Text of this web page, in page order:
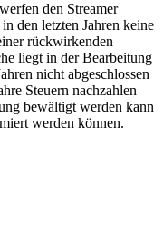
den Streamer
den letzten Jahren keine
rückwirkenden
liegt in der Bearbeitung
nicht abgeschlossen
Steuern nachzahlen
bewältigt werden kann
werden können.